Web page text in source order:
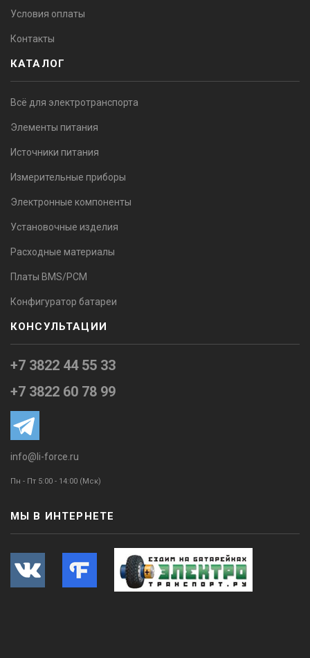
Условия оплаты
Контакты
КАТАЛОГ
Всё для электротранспорта
Элементы питания
Источники питания
Измерительные приборы
Электронные компоненты
Установочные изделия
Расходные материалы
Платы BMS/PCM
Конфигуратор батареи
КОНСУЛЬТАЦИИ
+7 3822 44 55 33
+7 3822 60 78 99
info@li-force.ru
Пн - Пт 5:00 - 14:00 (Мск)
МЫ В ИНТЕРНЕТЕ